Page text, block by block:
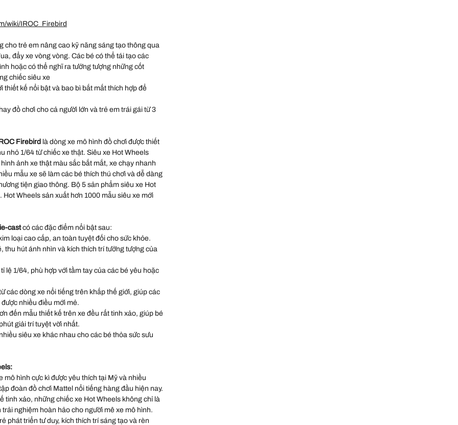
wiki/IROC_Firebird
cho trẻ em nâng cao kỹ năng sáng tạo thông qua
đẩy xe vòng vòng. Các bé có thể tái tạo các
hoặc có thể nghĩ ra tưởng tượng những cốt
chiếc siêu xe
thiết kế nổi bật và bao bì bắt mắt thích hợp để
đồ chơi cho cả người lớn và trẻ em trái gái từ 3
Firebird là dòng xe mô hình đồ chơi được thiết
nhỏ 1/64 từ chiếc xe thật. Siêu xe Hot Wheels
ảnh xe thật màu sắc bắt mắt, xe chạy nhanh
mẫu xe sẽ làm các bé thích thú chơi và dễ dàng
tiện giao thông. Bộ 5 sản phẩm siêu xe Hot
Hot Wheels sản xuất hơn 1000 mẫu siêu xe mới
castcó các đặc điểm nổi bật sau:
loại cao cấp, an toàn tuyệt đối cho sức khỏe.
thu hút ánh nhìn và kích thích trí tưởng tượng của
lệ 1/64, phù hợp với tầm tay của các bé yêu hoặc
các dòng xe nổi tiếng trên khắp thế giới, giúp các
nhiều điều mới mẻ.
đến mẫu thiết kế trên xe đều rất tinh xảo, giúp bé
giải trí tuyệt vời nhất.
siêu xe khác nhau cho các bé thỏa sức sưu
mô hình cực kì được yêu thích tại Mỹ và nhiều
đoàn đồ chơi Mattel nổi tiếng hàng đầu hiện nay.
tinh xảo, những chiếc xe Hot Wheels không chỉ là
nghiệm hoàn hảo cho người mê xe mô hình.
phát triển tư duy, kích thích trí sáng tạo và rèn